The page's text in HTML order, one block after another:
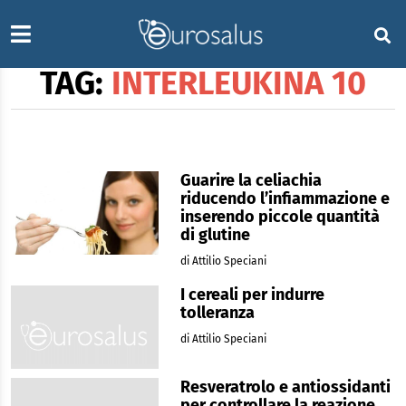
TAG: INTERLEUKINA 10
Guarire la celiachia
riducendo l’infiammazione e
inserendo piccole quantità
di glutine
di Attilio Speciani
I cereali per indurre
tolleranza
di Attilio Speciani
Resveratrolo e antiossidanti